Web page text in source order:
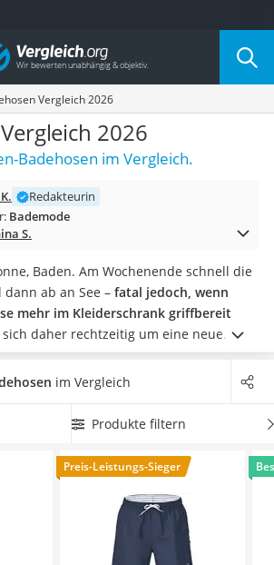
nach Kategorie
Vergleich 2026
2026
Badehosen im Vergleich.
Redakteurin
Bademode
S.
Baden. Am Wochenende schnell die
ab an See – fatal jedoch, wenn
mehr im Kleiderschrank griffbereit
daher rechtzeitig um eine neue.
auf eine gute Passform.Die Badehose
angenehm an die Haut schmiegen und
Faktoren, die Sie beim Kauf im Auge
Produkttabelle finden Sie die
uns hier im August 2026 besonders
Badehose Herren * mit seinen
im Vergleich
Produkte filtern
Preis-Leistungs-Sieger